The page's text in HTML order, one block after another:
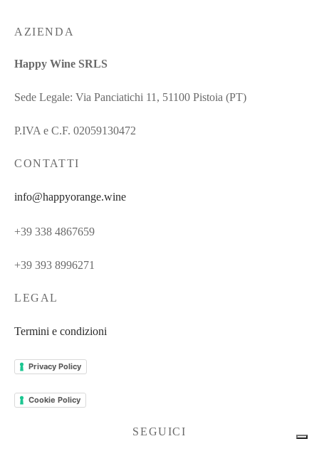
AZIENDA
Happy Wine SRLS
Sede Legale: Via Panciatichi 11, 51100 Pistoia (PT)
P.IVA e C.F. 02059130472
CONTATTI
info@happyorange.wine
+39 338 4867659
+39 393 8996271
LEGAL
Termini e condizioni
Privacy Policy
Cookie Policy
SEGUICI